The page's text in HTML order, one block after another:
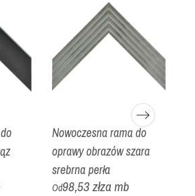
Nowoczesna rama do
oprawy obrazów szara
srebrna perła
Od98,53 złza mb